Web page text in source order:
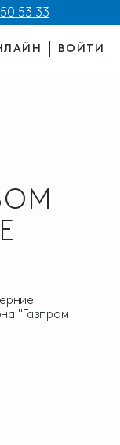
53 33
ВОЙТИ
"Газпром